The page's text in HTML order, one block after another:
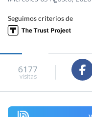
Seguimos criterios de
6177
visitas